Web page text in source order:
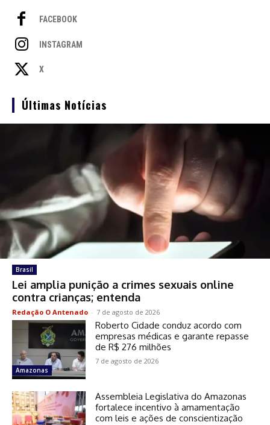
FACEBOOK
INSTAGRAM
X
Últimas Notícias
Brasil
Lei amplia punição a crimes sexuais online
contra crianças; entenda
Redação O Antenado - 7 de agosto de 2026
Amazonas
Roberto Cidade conduz acordo com
empresas médicas e garante repasse
de R$ 276 milhões
7 de agosto de 2026
Assembleia Legislativa do Amazonas
fortalece incentivo à amamentação
com leis e ações de conscientização